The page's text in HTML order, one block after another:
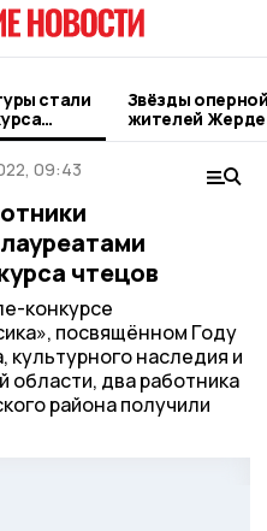
стали
Звёзды
жителей
09:43
чтецов
конкурсе
посвящённом Году
культурного наследия и
области, два работника
района получили